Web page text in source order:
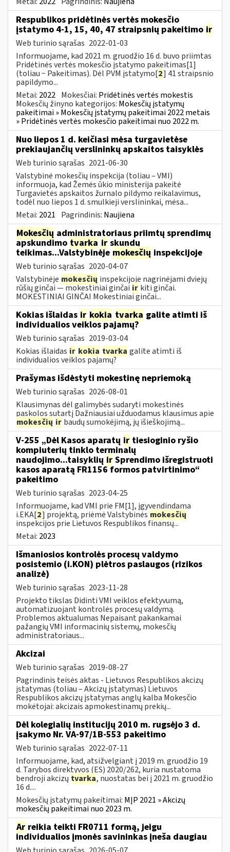
Respublikos pridėtinės vertės mokesčio
įstatymo 4-1, 15, 40, 47 straipsnių pakeitimo ir
Web turinio sąrašas 2022-01-03
Informuojame, kad 2021 m. gruodžio 16 d. buvo priimtas
Pridėtinės vertės mokesčio įstatymo pakeitimas[1]
(toliau − Pakeitimas). Dėl PVM įstatymo[2] 41 straipsnio
papildymo...
Metai: 2022 Mokesčiai: Pridėtinės vertės mokestis
Mokesčių žinyno kategorijos: Mokesčių įstatymų
pakeitimai » Mokesčių įstatymų pakeitimai 2022 metais
» Pridėtinės vertės mokesčio pakeitimai nuo 2022 m.
Nuo liepos 1 d. keičiasi mėsa turgavietėse
prekiaujančių verslininkų apskaitos taisyklės
Web turinio sąrašas 2021-06-30
Valstybinė mokesčių inspekcija (toliau – VMI)
informuoja, kad Žemės ūkio ministerija pakeitė
Turgavietės apskaitos žurnalo pildymo reikalavimus,
todėl nuo liepos 1 d. smulkieji verslininkai, mėsa...
Metai: 2021 Pagrindinis: Naujiena
Mokesčių administratoriaus priimtų sprendimų
apskundimo tvarka ir skundų
teikimas...Valstybinėje mokesčių inspekcijoje
Web turinio sąrašas 2020-04-07
Valstybinėje mokesčių inspekcijoje nagrinėjami dviejų
rūšių ginčai — mokestiniai ginčai ir kiti ginčai.
MOKESTINIAI GINČAI Mokestiniai ginčai...
Kokias išlaidas ir kokia tvarka galite atimti iš
individualios veiklos pajamų?
Web turinio sąrašas 2019-03-04
Kokias išlaidas ir kokia tvarka galite atimti iš
individualios veiklos pajamų?
Prašymas išdėstyti mokestinę nepriemoką
Web turinio sąrašas 2026-08-01
Klausimynas dėl galimybės sudaryti mokestinės
paskolos sutartį Dažniausiai užduodamus klausimus apie
mokesčių ir baudų sumokėjimą, jų išieškojimą...
V-255 „Dėl Kasos aparatų ir tiesioginio ryšio
kompiuterių tinklo terminalų
naudojimo...taisyklių ir Sprendimo išregistruoti
kasos aparatą FR1156 formos patvirtinimo“
pakeitimo
Web turinio sąrašas 2023-04-25
Informuojame, kad VMI prie FM[1], įgyvendindama
i.EKA[2] projektą, priėmė Valstybinės mokesčių
inspekcijos prie Lietuvos Respublikos finansų...
Metai: 2023
Išmaniosios kontrolės procesų valdymo
posistemio (i.KON) plėtros paslaugos (rizikos
analizė)
Web turinio sąrašas 2023-11-28
Projekto tikslas Didinti VMI veiklos efektyvumą,
automatizuojant kontrolės procesų valdymą.
Problemos aktualumas Nepaisant pakankamai
pažangių VMI informacinių sistemų, mokesčių
administratoriaus...
Akcizai
Web turinio sąrašas 2019-08-27
Pagrindinis teisės aktas - Lietuvos Respublikos akcizų
įstatymas (toliau – Akcizų įstatymas) Lietuvos
Respublikos akcizų įstatymas anglų kalba Mokesčio
mokėtojai: akcizais apmokestinamų prekių...
Dėl kolegialių institucijų 2010 m. rugsėjo 3 d.
įsakymo Nr. VA-97/1B-553 pakeitimo
Web turinio sąrašas 2022-07-11
Informuojame, kad, atsižvelgiant į 2019 m. gruodžio 19
d. Tarybos direktyvos (ES) 2020/262, kuria nustatoma
bendroji akcizų tvarka, nuostatas bei į 2021 m. gruodžio
16 d....
Mokesčių įstatymų pakeitimai: MĮP 2021 » Akcizų
mokesčių pakeitimai nuo 2023 m.
Ar reikia teikti FR0711 formą, jeigu
individualios įmonės savininkas įneša daugiau